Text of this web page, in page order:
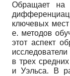
Обращает на
ключевых мест
е. методов
этот аспект
исследователи
в трех
и Уэльса. В